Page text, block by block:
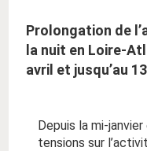
Prolongation de
la nuit en Loire-
avril et jusqu’au
Depuis la mi-
tensions sur